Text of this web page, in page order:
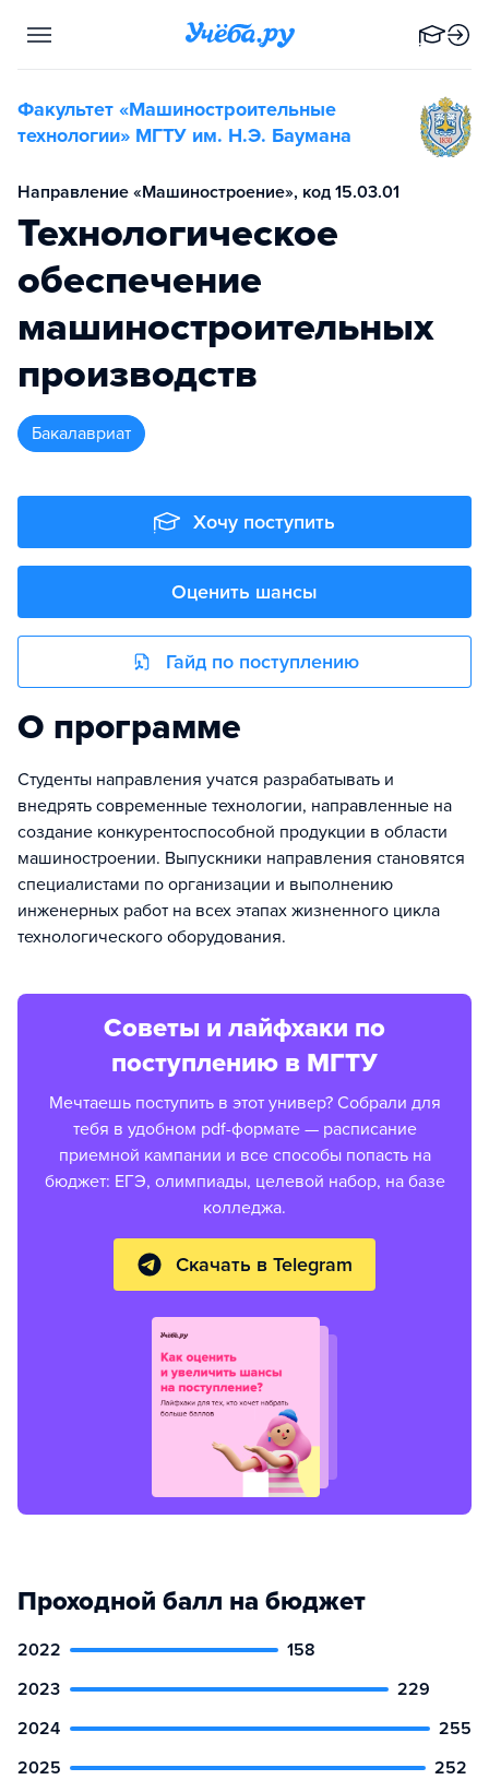
Факультет «Машиностроительные
технологии» МГТУ им. Н.Э. Баумана
Направление «Машиностроение», код 15.03.01
Технологическое
обеспечение
машиностроительных
производств
бакалавриат
Хочу поступить
Оценить шансы
Гайд по поступлению
О программе
Студенты направления учатся разрабатывать и
внедрять современные технологии, направленные на
создание конкурентоспособной продукции в области
машиностроении. Выпускники направления становятся
специалистами по организации и выполнению
инженерных работ на всех этапах жизненного цикла
технологического оборудования.
Советы и лайфхаки по
поступлению в МГТУ
Мечтаешь поступить в этот универ? Собрали для
тебя в удобном pdf-формате — расписание
приемной кампании и все способы попасть на
бюджет: ЕГЭ, олимпиады, целевой набор, на базе
колледжа.
Скачать в Telegram
Проходной балл на бюджет
2022
158
2023
229
2024
255
2025
252